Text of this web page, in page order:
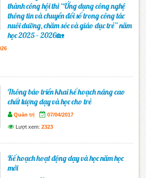
thành công hội thi “Ứng dụng công nghệ
thông tin và chuyển đổi số trong công tác
nuôi dưỡng, chăm sóc và giáo dục trẻ” năm
học 2025 – 2026🏡
Thông báo triển khai kế hoạch nâng cao
chất lượng dạy và học cho trẻ
Quản trị 07/04/2017
Lượt xem: 2323
Kế hoạch hoạt động dạy và học năm học
mới